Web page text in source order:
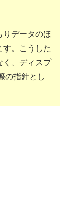
データのほ
。こうした
く、ディスプ
の指針とし